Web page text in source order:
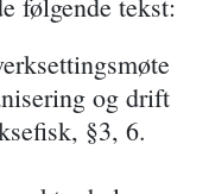
og drift
§3, 6.